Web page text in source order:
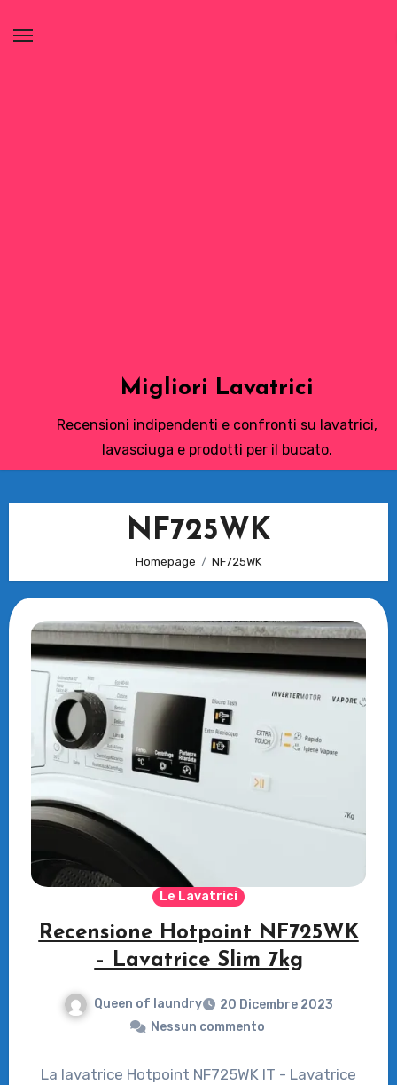
Migliori Lavatrici
Recensioni indipendenti e confronti su lavatrici,
lavasciuga e prodotti per il bucato.
NF725WK
Homepage NF725WK
Le Lavatrici
Recensione Hotpoint NF725WK
– Lavatrice Slim 7kg
Queen of laundry
20 Dicembre 2023
Nessun commento
La lavatrice Hotpoint NF725WK IT - Lavatrice